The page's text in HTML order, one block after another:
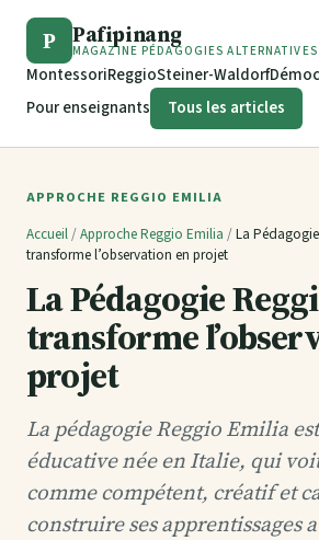
P Pafipinang
MAGAZINE PÉDAGOGIES ALTERNATIVES
MontessoriReggioSteiner-Waldorf
Pour enseignants
Tous les articles
APPROCHE REGGIO EMILIA
Accueil /Approche Reggio Emilia /La
transforme l’observation en projet
La Pédagogie
transforme
projet
La pédagogie Reggio Emilia
éducative née en Italie, qui
comme compétent, créatif et
construire ses apprentissages